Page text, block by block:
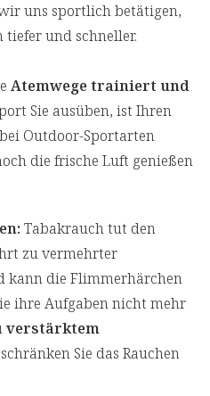
uns sportlich betätigen,
und schneller.
Atemwege trainiert und
Sie ausüben, ist Ihren
Outdoor-Sportarten
die frische Luft genießen
Tabakrauch tut den
zu vermehrter
kann die Flimmerhärchen
ihre Aufgaben nicht mehr
verstärktem
Sie das Rauchen